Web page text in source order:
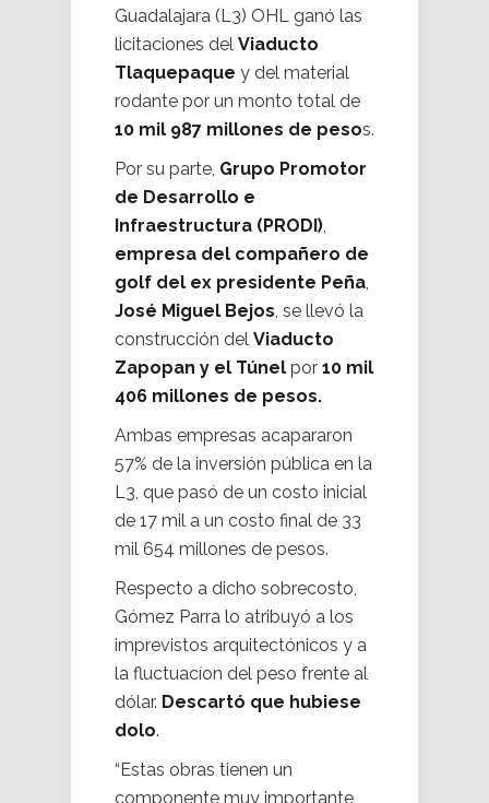
Guadalajara (L3) OHL ganó las
licitaciones del Viaducto
Tlaquepaque y del material
rodante por un monto total de
10 mil 987 millones de pesos.
Por su parte, Grupo Promotor
de Desarrollo e
Infraestructura (PRODI),
empresa del compañero de
golf del ex presidente Peña,
José Miguel Bejos, se llevó la
construcción del Viaducto
Zapopan y el Túnel por 10 mil
406 millones de pesos.
Ambas empresas acapararon
57% de la inversión pública en la
L3, que pasó de un costo inicial
de 17 mil a un costo final de 33
mil 654 millones de pesos.
Respecto a dicho sobrecosto,
Gómez Parra lo atribuyó a los
imprevistos arquitectónicos y a
la fluctuacíon del peso frente al
dólar. Descartó que hubiese
dolo.
“Estas obras tienen un
componente muy importante